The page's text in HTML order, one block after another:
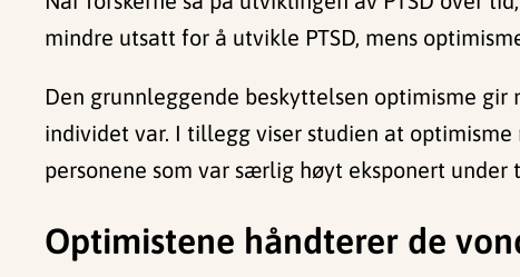
mindre utsatt for å utvikle PTSD, mens
Den grunnleggende beskyttelsen optimisme
individet var. I tillegg viser studien at
personene som var særlig høyt eksponert under
Optimistene håndterer de